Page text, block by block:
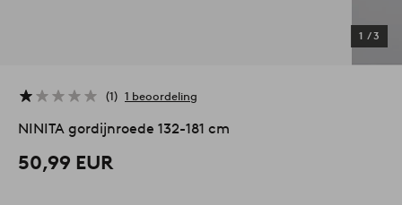
1 /3
1 1 beoordeling
NINITA gordijnroede 132-181 cm
50,99 EUR